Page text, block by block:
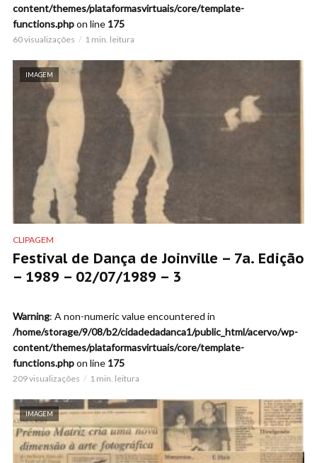
content/themes/plataformasvirtuais/core/template-
functions.phpon line 175
60 visualizações 1 min. leitura
IMAGEM
CLIPAGEM
Festival de Dança de Joinville – 7a. Edição
– 1989 – 02/07/1989 – 3
Warning: A non-numeric value encountered in
/home/storage/9/08/b2/cidadedadanca1/public_html/acervo/wp-
content/themes/plataformasvirtuais/core/template-
functions.phpon line 175
209 visualizações 1 min. leitura
IMAGEM